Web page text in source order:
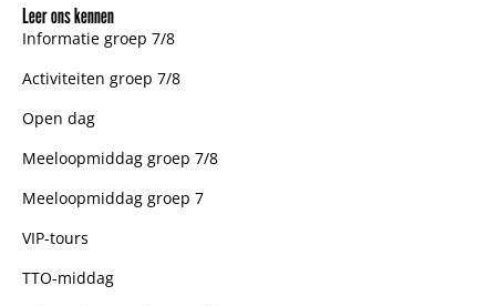
Leer ons kennen
Informatie groep 7/8
Activiteiten groep 7/8
Open dag
Meeloopmiddag groep 7/8
Meeloopmiddag groep 7
VIP-tours
TTO-middag